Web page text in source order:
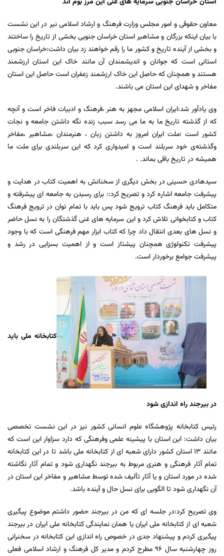
معاون حقوقی و امور مجلس وزارت فرهنگ و ارشاد اسلامی نیر در این نشست
با بیان اینکه بزرگان و مشاهیر استان خراسان جنوبی بخشی از تاریخ را ساختند
و بخشی از آینده تاریخ و کشور ما را رقم خواهند زد بیان داشت:خراسان جنوبی
استانی است که جوانان و اندیشمندان آن مانند خاک این استان ارزشمند
هستند و همچنان که حاصل این خاک ارزشمند زعفران است حاصل این استان
مفاخر و شهدای این استان می باشند.
وی یادآور شد:ایران اسلامی مجهز به هنر ،فرهنگ و ادبیات فاخر است و آنچه
که از گذشته تاریخ ما به ما می رسد سبب زنده نگه داشتن جامعه و نجات
کشور است ؛ملت ایران امروز به داشتن زبان ، هنرمندان ،مشاهیر ،مفاخر
وگذشته‌ی خود سربلند است و امیدواری کرد که این سربلندی برای ملت ما
همیشه در تاریخ باقی بماند. .
سیدهادی حسینی در بخش دیگری از سخنانش به اهمیت کتاب در هدایت و
پیشرفت جامعه اشاره کرد و تصریح کرد:: برای رسیدن به جامعه ای پیشرفته و
متکامل باید فرهنگ کتاب ترویج شود پس باید با تمام توان در ترویج فرهنگ
کتاب و کتابخوانی تلاش کرد و این سرمایه های غنی گذشتگان را به نسل حاضر
و نسل های بعدی انتقال داد چرا که کتاب ابزار مهم فرهنگی است که با وجود
پیشرفت تکنولوژی همچنان پیشتاز است و از اهمیت بسزایی در رشد و
پیشرفت جوامع برخوردار است.
کتابخانه ملی باید
در بیرجند راه اندازی شود
رئیس کتابخانه پژوهشگاه علوم انسانی کشور نیز در این نشست تخصصی
بیان داشت: این استان با پیشینه علمی وفرهنگی که دارد سزاوار این است که
مانند ۱۳ استان کشور دارای شعبه ای از کتابخانه ملی باشد تا در این کتابخانه
تمام آثار فرهنگی و هنری مربوط به بیرجند نگهداری شود و تمام آثار نگاشته
شده در مورد استان و یا آثار تألیف شده توسط مشاهیر و مفاخر این استان در
آن نگهداری شود تا الگویی برای نسل حال و آینده باشد.
وی تصریح کرد:در جلسه ای که من در بیرجند حضور داشتم موضوع پیگیری
شعبه ای از کتابخانه ملی ایران یا همان نمایندگی کتابخانه ملی ایران در بیرجند
پیگیری کردم و پیشنهاد جدی در خصوص راه اندازی این کتابخانه در سخنرانی
روز چهارشنبه سال ٩٦ مطرح کردم و مدیر کل فرهنگ و ارشاد اسلامی فعلی